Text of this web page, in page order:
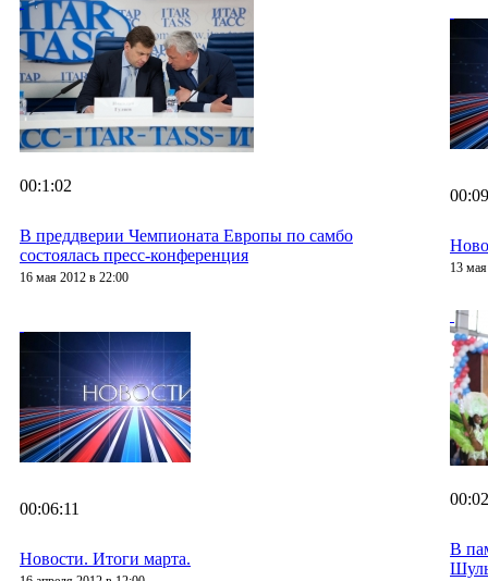
00:1:02
В преддверии Чемпионата Европы по самбо
состоялась пресс-конференция
16 мая 2012 в 22:00
13
00:06:11
Новости. Итоги марта.
В